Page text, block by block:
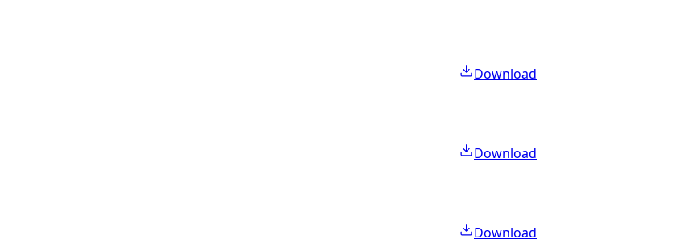
Download
Download
Download